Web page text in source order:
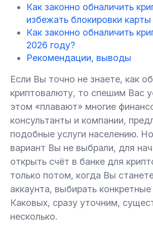
4. Как законно обналичить
2026 году?
5. Как обналичить криптовалюту
варианты на 2022 год
5.1. Как законно обналичить
через Nuri (ранее Bitwala)
5.2. Как законно обналичить
через CashApp
5.3. Как законно обналичить
через Coinbase
5.4. Как законно обналичить
Как законно обналичить
избежать блокировки карты
Как законно обналичить
2026 году?
Рекомендации, выводы
Если Вы точно не знаете, как
криптовалюту, то спешим Вас
этом «плавают» многие
консультанты и компании,
подобные услуги населению.
вариант Вы не выбрали, для
открыть счёт в банке для
только потом, когда Вы
аккаунта, выбирать
Каковых, сразу уточним,
несколько.